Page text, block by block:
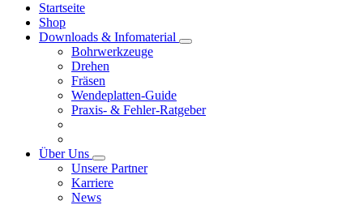
Startseite
Shop
Downloads & Infomaterial
Bohrwerkzeuge
Drehen
Fräsen
Wendeplatten-Guide
Praxis- & Fehler-Ratgeber
Über Uns
Unsere Partner
Karriere
News